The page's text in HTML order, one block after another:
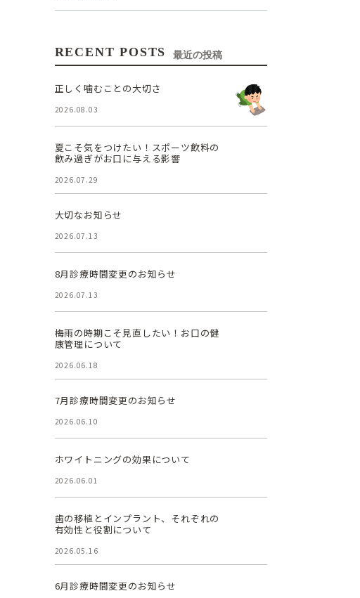
RECENT POSTS 最近の投稿
正しく噛むことの大切さ
2026.08.03
夏こそ気をつけたい！スポーツ飲料の
飲み過ぎがお口に与える影響
2026.07.29
大切なお知らせ
2026.07.13
8月診療時間変更のお知らせ
2026.07.13
梅雨の時期こそ見直したい！お口の健
康管理について
2026.06.18
7月診療時間変更のお知らせ
2026.06.10
ホワイトニングの効果について
2026.06.01
歯の移植とインプラント、それぞれの
有効性と役割について
2026.05.16
6月診療時間変更のお知らせ